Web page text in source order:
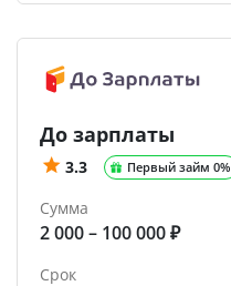
До зарплаты
3.3 Первый займ 0%
Сумма
2 000 – 100 000 ₽
Срок